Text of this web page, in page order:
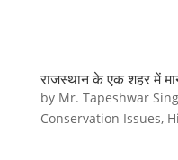
राजस्थान के एक शहर में
by Mr. Tapeshwar
Conservation Issues,